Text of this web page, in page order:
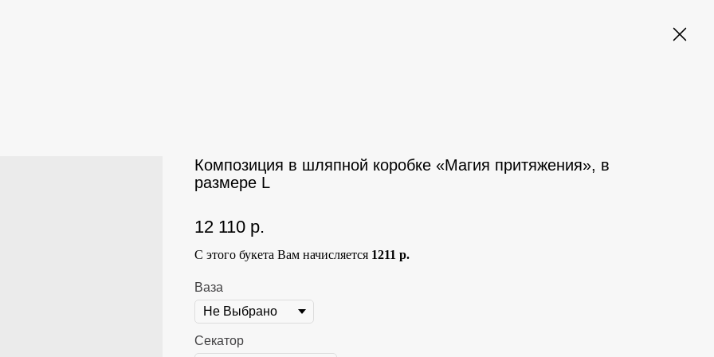
Композиция в шляпной коробке «Магия притяжения», в
размере L
12 110 р.
С этого букета Вам начисляется 1211 р.
Ваза
Секатор